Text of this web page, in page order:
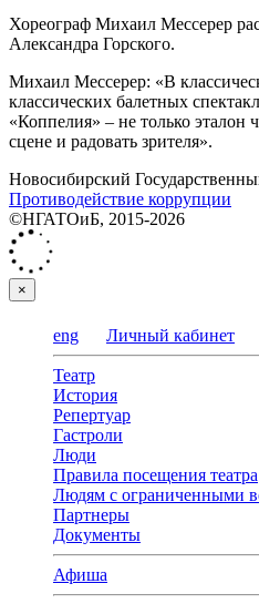
Хореограф Михаил Мессерер
Александра Горского.
Михаил Мессерер: «В
классических балетных
«Коппелия» – не только эталон
сцене и радовать зрителя».
Новосибирский
Противодействие коррупции
©НГАТОиБ, 2015-2026
×
eng Личный кабинет
Театр
История
Репертуар
Гастроли
Люди
Правила посещения театра
Людям с ограниченными
Партнеры
Документы
Афиша